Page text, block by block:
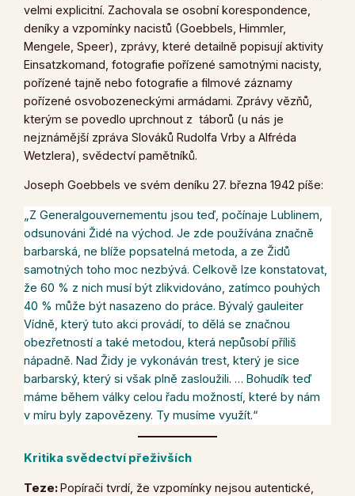
velmi explicitní. Zachovala se osobní korespondence,
deníky a vzpomínky nacistů (Goebbels, Himmler,
Mengele, Speer), zprávy, které detailně popisují aktivity
Einsatzkomand, fotografie pořízené samotnými nacisty,
pořízené tajně nebo fotografie a filmové záznamy
pořízené osvobozeneckými armádami. Zprávy vězňů,
kterým se povedlo uprchnout z táborů (u nás je
nejznámější zpráva Slováků Rudolfa Vrby a Alfréda
Wetzlera), svědectví pamětníků.
Joseph Goebbels ve svém deníku 27. března 1942 píše:
„Z Generalgouvernementu jsou teď, počínaje Lublinem,
odsunováni Židé na východ. Je zde používána značně
barbarská, ne blíže popsatelná metoda, a ze Židů
samotných toho moc nezbývá. Celkově lze konstatovat,
že 60 % z nich musí být zlikvidováno, zatímco pouhých
40 % může být nasazeno do práce. Bývalý gauleiter
Vídně, který tuto akci provádí, to dělá se značnou
obezřetností a také metodou, která nepůsobí příliš
nápadně. Nad Židy je vykonáván trest, který je sice
barbarský, který si však plně zasloužili. … Bohudík teď
máme během války celou řadu možností, které by nám
v míru byly zapovězeny. Ty musíme využít.“
Kritika svědectví přeživších
Teze:Popírači tvrdí, že vzpomínky nejsou autentické,